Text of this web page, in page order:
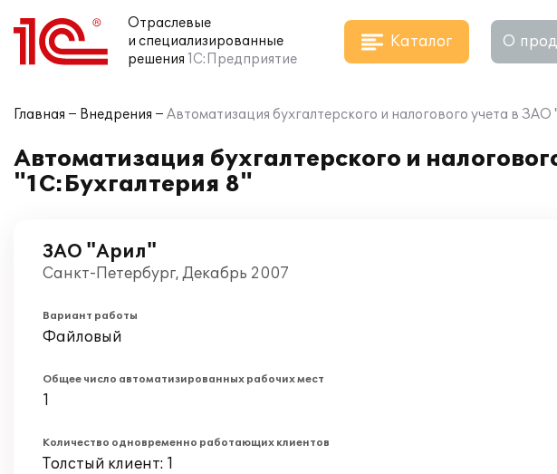
Отраслевые
и специализированные
решения 1С:Предприятие
Каталог О
Главная Внедрения Автоматизация бухгалтерского и налогового учета в
Автоматизация бухгалтерского и
"1С:Бухгалтерия 8"
ЗАО "Арил"
Санкт-Петербург, Декабрь 2007
Вариант работы
Файловый
Общее число автоматизированных рабочих мест
1
Количество одновременно работающих клиентов
Толстый клиент: 1